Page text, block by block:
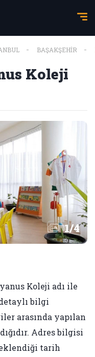
BAŞAKŞEHİR
Koleji
1/4
Koleji adı ile
bilgi
arasında yapılan
Adres bilgisi
eklendiği tarih